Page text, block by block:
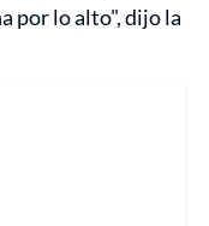
por lo alto", dijo la